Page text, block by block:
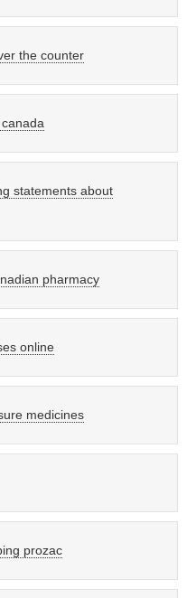
the counter
statements about
pharmacy
online
medicines
prozac